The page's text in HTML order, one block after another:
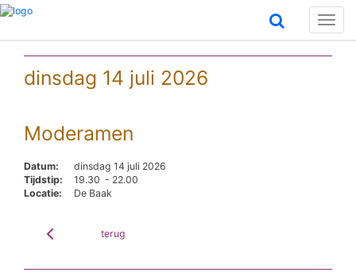
dinsdag 14 juli 2026
Moderamen
Datum:
dinsdag 14 juli 2026
Tijdstip:
19.30 - 22.00
Locatie:
De Baak
terug